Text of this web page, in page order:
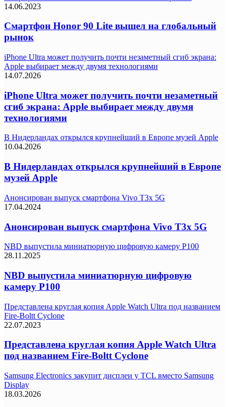
14.06.2023
Смартфон Honor 90 Lite вышел на глобальный
рынок
iPhone Ultra может получить почти незаметный сгиб экрана:
Apple выбирает между двумя технологиями
14.07.2026
iPhone Ultra может получить почти незаметный
сгиб экрана: Apple выбирает между двумя
технологиями
В Нидерландах открылся крупнейший в Европе музей Apple
10.04.2026
В Нидерландах открылся крупнейший в Европе
музей Apple
Анонсирован выпуск смартфона Vivo T3x 5G
17.04.2024
Анонсирован выпуск смартфона Vivo T3x 5G
NBD выпустила миниатюрную цифровую камеру P100
28.11.2025
NBD выпустила миниатюрную цифровую
камеру P100
Представлена круглая копия Apple Watch Ultra под названием
Fire-Boltt Cyclone
22.07.2023
Представлена круглая копия Apple Watch Ultra
под названием Fire-Boltt Cyclone
Samsung Electronics закупит дисплеи у TCL вместо Samsung
Display
18.03.2026